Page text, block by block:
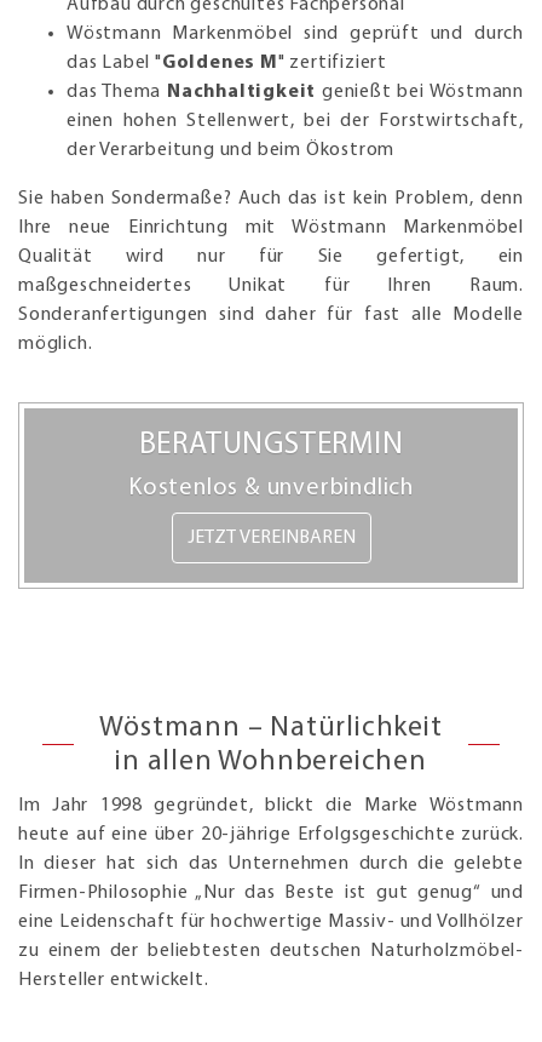
Aufbau durch geschultes Fachpersonal
Wöstmann Markenmöbel sind geprüft und durch
das Label "Goldenes M " zertifiziert
das Thema Nachhaltigkeit genießt bei Wöstmann
einen hohen Stellenwert, bei der Forstwirtschaft,
der Verarbeitung und beim Ökostrom
Sie haben Sondermaße? Auch das ist kein Problem, denn
Ihre neue Einrichtung mit Wöstmann Markenmöbel
Qualität wird nur für Sie gefertigt, ein
maßgeschneidertes Unikat für Ihren Raum.
Sonderanfertigungen sind daher für fast alle Modelle
möglich.
BERATUNGSTERMIN
Kostenlos & unverbindlich
JETZT VEREINBAREN
Wöstmann – Natürlichkeit
in allen Wohnbereichen
Im Jahr 1998 gegründet, blickt die Marke Wöstmann
heute auf eine über 20-jährige Erfolgsgeschichte zurück.
In dieser hat sich das Unternehmen durch die gelebte
Firmen-Philosophie „Nur das Beste ist gut genug“ und
eine Leidenschaft für hochwertige Massiv- und Vollhölzer
zu einem der beliebtesten deutschen Naturholzmöbel-
Hersteller entwickelt.